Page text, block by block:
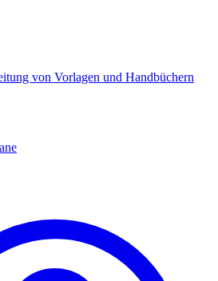
von Vorlagen und Handbüchern